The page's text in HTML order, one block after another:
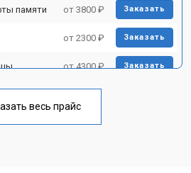
памяти от 3800 ₽ Заказать
от 2300 ₽ Заказать
от 4300 ₽ Заказать
от 3100 ₽
весь прайс